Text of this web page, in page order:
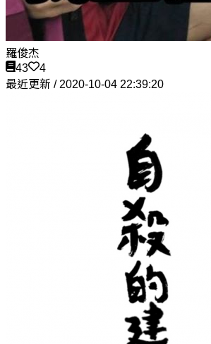
羅俊杰
43
4
最近更新 / 2020-10-04 22:39:20